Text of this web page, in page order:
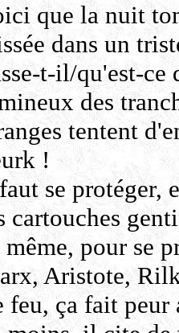
que la nuit
dans un
t-il/qu'est-ce
des
tentent
!
se protéger,
cartouches
pour se
Aristote,
feu, ça fait peur